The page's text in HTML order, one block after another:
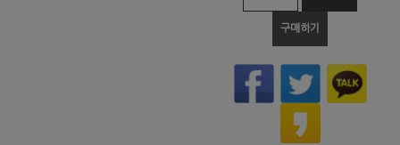
구매하기